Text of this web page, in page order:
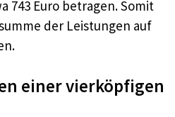
743 Euro betragen. Somit
der Leistungen auf
einer vierköpfigen